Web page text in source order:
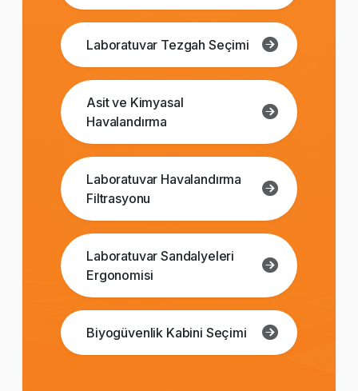
Laboratuvar Tezgah Seçimi
Asit ve Kimyasal
Havalandırma
Laboratuvar Havalandırma
Filtrasyonu
Laboratuvar Sandalyeleri
Ergonomisi
Biyogüvenlik Kabini Seçimi